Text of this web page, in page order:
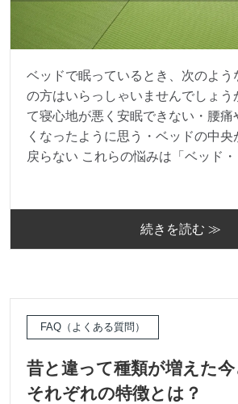
ベッドで眠っているとき、次のよう
の方はいらっしゃいませんでしょう
て寝心地が悪く安眠できない・腰痛
くなったように思う・ベッドの中央
戻らない これらの悩みは「ベッド
続きを読む ≫
FAQ（よくある質問）
昔と違って種類が増えた今
それぞれの特徴とは？